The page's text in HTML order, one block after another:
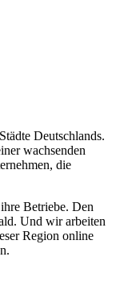
Deutschlands.
wachsenden
die
Betriebe. Den
Und wir arbeiten
Region online